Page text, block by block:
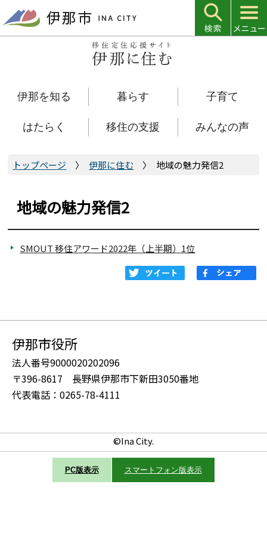
の
ペ
伊那を知る 暮らす 子育て
はたらく 移住の支援 みんなの声
トップページ 伊那に住む 地域の魅力発信2
地域の魅力発信2
SMOUT 移住アワード2022年（上半期）1位
伊那市役所
法人番号9000020202096
〒396-8617 長野県伊那市下新田3050番地
代表電話：0265-78-4111
©Ina City.
PC版表示 スマートフォン版表示